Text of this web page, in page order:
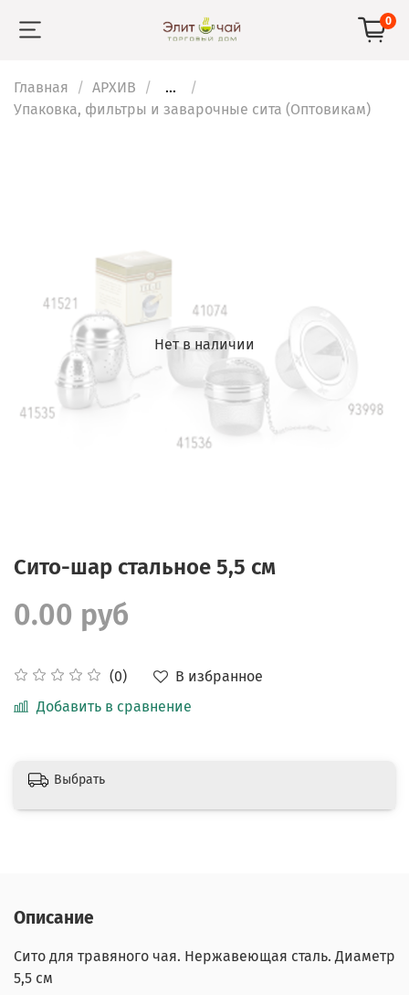
0
Главная АРХИВ
...
Упаковка, фильтры и заварочные сита (Оптовикам)
Нет в наличии
Сито-шар стальное 5,5 см
(0)
В избранное
Добавить в сравнение
0.00 руб
Выбрать
Описание
Сито для травяного чая. Нержавеющая сталь. Диаметр
5,5 см